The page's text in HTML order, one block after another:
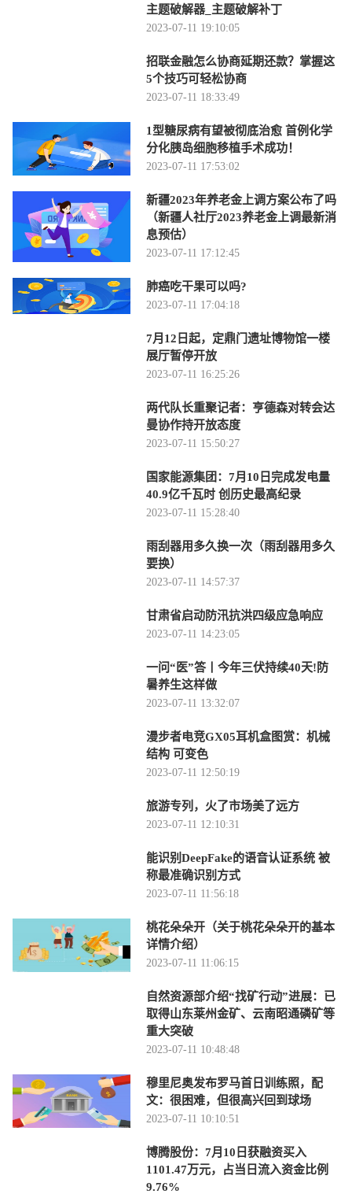
主题破解器_主题破解补丁
2023-07-11 19:10:05
招联金融怎么协商延期还款？掌握这
5个技巧可轻松协商
2023-07-11 18:33:49
1型糖尿病有望被彻底治愈 首例化学
分化胰岛细胞移植手术成功！
2023-07-11 17:53:02
新疆2023年养老金上调方案公布了吗
（新疆人社厅2023养老金上调最新消
息预估）
2023-07-11 17:12:45
肺癌吃干果可以吗?
2023-07-11 17:04:18
7月12日起，定鼎门遗址博物馆一楼
展厅暂停开放
2023-07-11 16:25:26
两代队长重聚记者：亨德森对转会达
曼协作持开放态度
2023-07-11 15:50:27
国家能源集团：7月10日完成发电量
40.9亿千瓦时 创历史最高纪录
2023-07-11 15:28:40
雨刮器用多久换一次（雨刮器用多久
要换）
2023-07-11 14:57:37
甘肃省启动防汛抗洪四级应急响应
2023-07-11 14:23:05
一问“医”答丨今年三伏持续40天!防
暑养生这样做
2023-07-11 13:32:07
漫步者电竞GX05耳机盒图赏：机械
结构 可变色
2023-07-11 12:50:19
旅游专列，火了市场美了远方
2023-07-11 12:10:31
能识别DeepFake的语音认证系统 被
称最准确识别方式
2023-07-11 11:56:18
桃花朵朵开（关于桃花朵朵开的基本
详情介绍）
2023-07-11 11:06:15
自然资源部介绍“找矿行动”进展：已
取得山东莱州金矿、云南昭通磷矿等
重大突破
2023-07-11 10:48:48
穆里尼奥发布罗马首日训练照，配
文：很困难，但很高兴回到球场
2023-07-11 10:10:51
博腾股份：7月10日获融资买入
1101.47万元，占当日流入资金比例
9.76%